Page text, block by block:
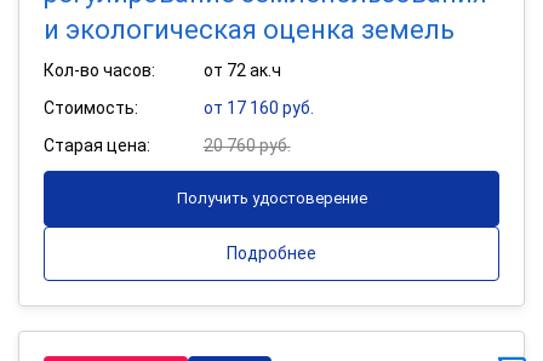
и экологическая оценка земель
Кол-во часов:
от 72 ак.ч
Стоимость:
от 17 160 руб.
Старая цена:
20 760 руб.
Получить удостоверение
Подробнее